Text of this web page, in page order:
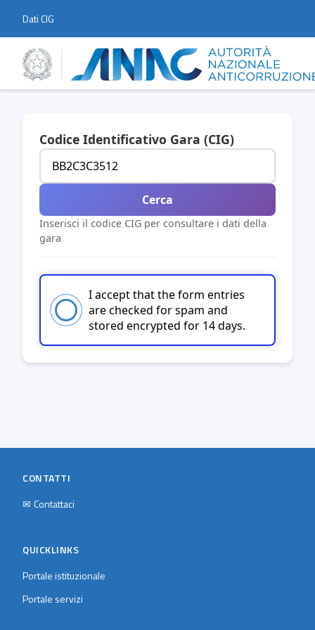
Dati CIG
Codice Identificativo Gara (CIG)
Cerca
Inserisci il codice CIG per consultare i dati della
gara
I accept that the form entries
are checked for spam and
stored encrypted for 14 days.
CONTATTI
✉ Contattaci
QUICKLINKS
Portale istituzionale
Portale servizi